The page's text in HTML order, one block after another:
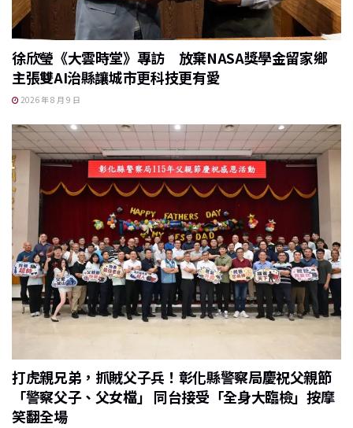
徐欣瑩《大雲時堂》專訪 放棄NASA獎學金留家鄉
主張雙AI治縣讓城市更科技更有愛
2026 年 8 月 9 日
打虎親兄弟，抓賊父子兵！彰化縣警察局慶祝父親節
「警察父子、父女檔」 同台接受「全身大臨檢」按摩
笑翻全場